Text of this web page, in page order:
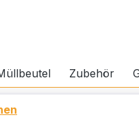
Zubehör